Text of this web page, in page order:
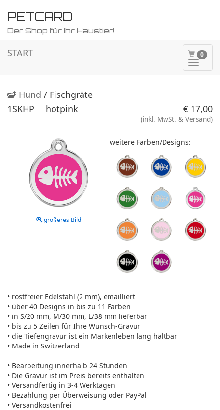
PETCARD
Der Shop für Ihr Haustier!
0
ein-/
START
Hund / Fischgräte
1SKHP
hotpink € 17,00
(inkl. MwSt. & Versand)
größeres Bild
weitere Farben/Designs:
• rostfreier Edelstahl (2 mm), emailliert
• über 40 Designs in bis zu 11 Farben
• in S/20 mm, M/30 mm, L/38 mm lieferbar
• bis zu 5 Zeilen für Ihre Wunsch-Gravur
• die Tiefengravur ist ein Markenleben lang haltbar
• Made in Switzerland
• Bearbeitung innerhalb 24 Stunden
• Die Gravur ist im Preis bereits enthalten
• Versandfertig in 3-4 Werktagen
• Bezahlung per Überweisung oder PayPal
• Versandkostenfrei